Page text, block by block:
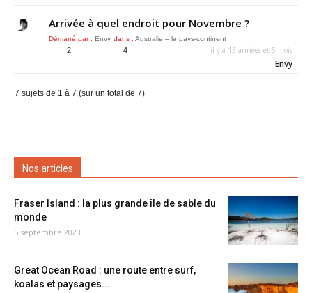
Arrivée à quel endroit pour Novembre ?
Démarré par : Envy dans : Australie – le pays-continent
2 4 il y a 13 années et 5 mois
Envy
7 sujets de 1 à 7 (sur un total de 7)
Nos articles
Fraser Island : la plus grande île de sable du
monde
5 septembre 2023
Great Ocean Road : une route entre surf,
koalas et paysages...